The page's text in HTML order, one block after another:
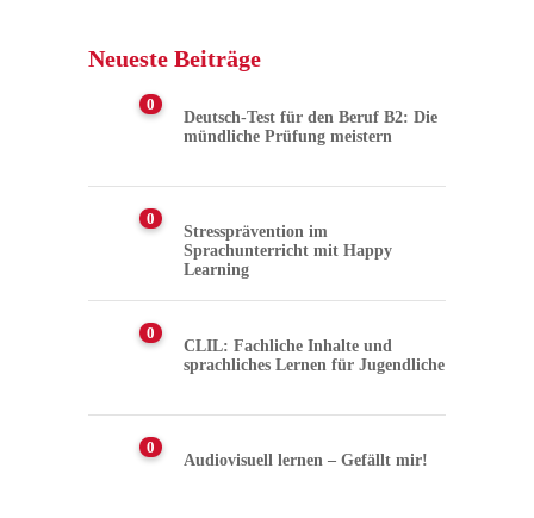
Neueste Beiträge
0
Deutsch-Test für den Beruf B2: Die
mündliche Prüfung meistern
0
Stressprävention im
Sprachunterricht mit Happy
Learning
0
CLIL: Fachliche Inhalte und
sprachliches Lernen für Jugendliche
0
Audiovisuell lernen – Gefällt mir!